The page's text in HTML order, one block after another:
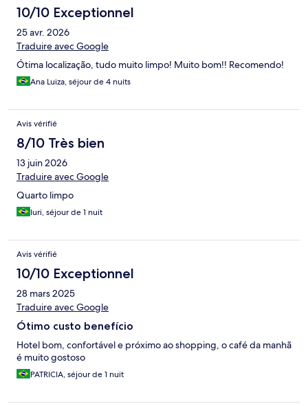
10/10 Exceptionnel
25 avr. 2026
Traduire avec Google
Ótima localização, tudo muito limpo! Muito bom!! Recomendo!
Ana Luiza, séjour de 4 nuits
Avis vérifié
8/10 Très bien
13 juin 2026
Traduire avec Google
Quarto limpo
Iuri, séjour de 1 nuit
Avis vérifié
10/10 Exceptionnel
28 mars 2025
Traduire avec Google
Ótimo custo benefício
Hotel bom, confortável e próximo ao shopping, o café da manhã
é muito gostoso
PATRICIA, séjour de 1 nuit